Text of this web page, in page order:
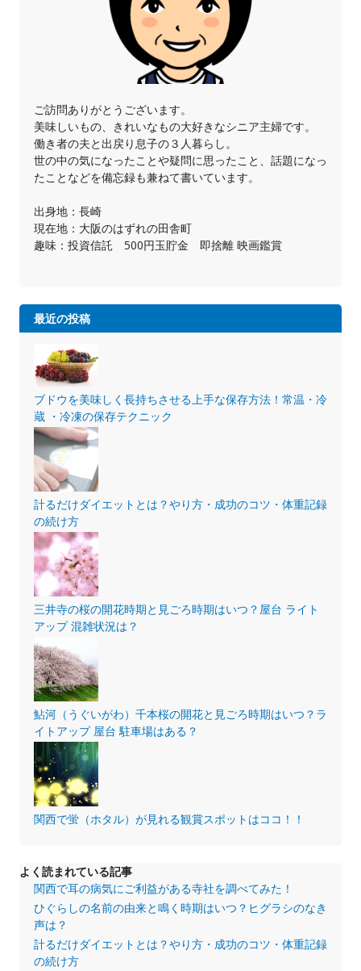
ご訪問ありがとうございます。
美味しいもの、きれいなもの大好きなシニア主婦です。
働き者の夫と出戻り息子の３人暮らし。
世の中の気になったことや疑問に思ったこと、話題になっ
たことなどを備忘録も兼ねて書いています。
出身地：長崎
現在地：大阪のはずれの田舎町
趣味：投資信託 500円玉貯金 即捨離 映画鑑賞
最近の投稿
ブドウを美味しく長持ちさせる上手な保存方法！常温・冷
蔵 ・冷凍の保存テクニック
計るだけダイエットとは？やり方・成功のコツ・体重記録
の続け方
三井寺の桜の開花時期と見ごろ時期はいつ？屋台 ライト
アップ 混雑状況は？
鮎河（うぐいがわ）千本桜の開花と見ごろ時期はいつ？ラ
イトアップ 屋台 駐車場はある？
関西で蛍（ホタル）が見れる観賞スポットはココ！！
よく読まれている記事
関西で耳の病気にご利益がある寺社を調べてみた！
ひぐらしの名前の由来と鳴く時期はいつ？ヒグラシのなき
声は？
計るだけダイエットとは？やり方・成功のコツ・体重記録
の続け方